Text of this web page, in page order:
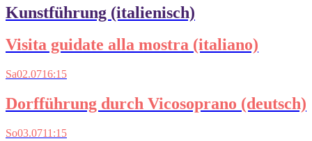
Kunstführung (italienisch)
Visita guidate alla mostra (italiano)
Sa02.0716:15
Dorfführung durch Vicosoprano (deutsch)
So03.0711:15